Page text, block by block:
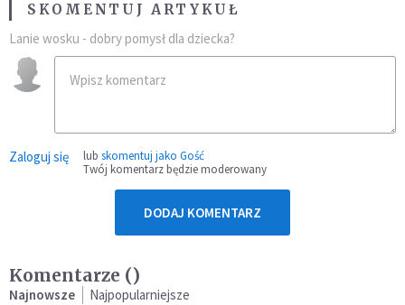
SKOMENTUJ ARTYKUŁ
Lanie wosku - dobry pomysł dla dziecka?
Zaloguj się lub skomentuj jako Gość
Twój komentarz będzie moderowany
DODAJ KOMENTARZ
Komentarze ()
Najnowsze Najpopularniejsze